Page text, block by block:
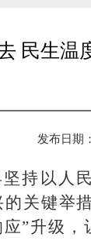
民生
发布日期
持以人
关键举
”升级